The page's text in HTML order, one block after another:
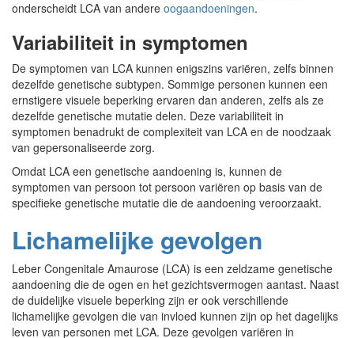
onderscheidt LCA van andere oogaandoeningen.
Variabiliteit in symptomen
De symptomen van LCA kunnen enigszins variëren, zelfs binnen
dezelfde genetische subtypen. Sommige personen kunnen een
ernstigere visuele beperking ervaren dan anderen, zelfs als ze
dezelfde genetische mutatie delen. Deze variabiliteit in
symptomen benadrukt de complexiteit van LCA en de noodzaak
van gepersonaliseerde zorg.
Omdat LCA een genetische aandoening is, kunnen de
symptomen van persoon tot persoon variëren op basis van de
specifieke genetische mutatie die de aandoening veroorzaakt.
Lichamelijke gevolgen
Leber Congenitale Amaurose (LCA) is een zeldzame genetische
aandoening die de ogen en het gezichtsvermogen aantast. Naast
de duidelijke visuele beperking zijn er ook verschillende
lichamelijke gevolgen die van invloed kunnen zijn op het dagelijks
leven van personen met LCA. Deze gevolgen variëren in